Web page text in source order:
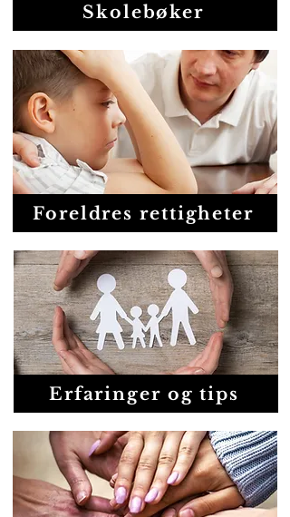
Skolebøker
Foreldres rettigheter
Erfaringer og tips